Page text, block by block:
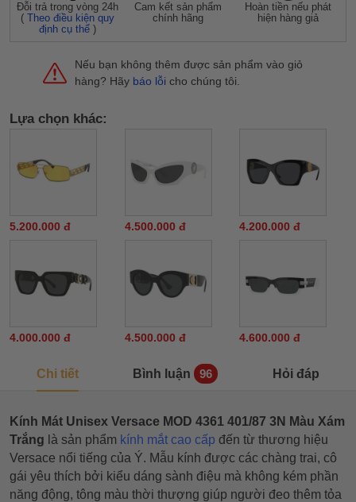
Đỗi trả trong vòng 24h
(Theo điều kiện quy
định cụ thể )
Cam kết sản phẩm
chính hãng
Hoàn tiền nếu phát
hiện hàng giả
Nếu bạn không thêm được sản phẩm vào giỏ
hàng? Hãy báo lỗi cho chúng tôi.
Lựa chọn khác:
5.200.000 đ 4.500.000 đ 4.200.000 đ
4.000.000 đ 4.500.000 đ 4.600.000 đ
Chi tiết Bình luận 96 Hỏi đáp
Kính Mát Unisex Versace MOD 4361 401/87 3N Màu Xám
Trắng là sản phẩm kính mắt cao cấp đến từ thương hiệu
Versace nổi tiếng của Ý. Mẫu kính được các chàng trai, cô
gái yêu thích bởi kiểu dáng sành điệu mà không kém phần
năng động, tông màu thời thượng giúp người đeo thêm tỏa